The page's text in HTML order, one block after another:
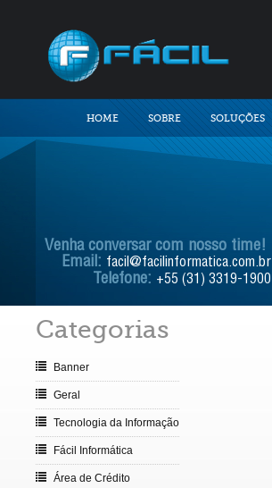
HOME SOBRE SOLUÇÕES
Venha conversar com nosso time!
Email: facil@facilinformatica.com.br
Telefone: +55 (31) 3319-1900
Categorias
Banner
Geral
Tecnologia da Informação
Fácil Informática
Área de Crédito